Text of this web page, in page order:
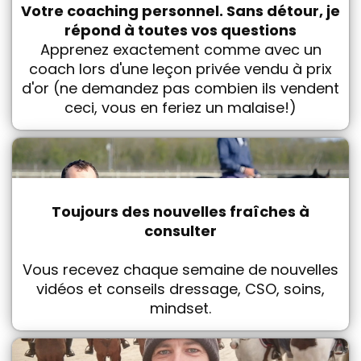
Votre coaching personnel. Sans détour, je
répond à toutes vos questions
Apprenez exactement comme avec un
coach lors d'une leçon privée vendu à prix
d'or (ne demandez pas combien ils vendent
ceci, vous en feriez un malaise!)
Toujours des nouvelles fraîches à
consulter
Vous recevez chaque semaine de nouvelles
vidéos et conseils dressage, CSO, soins,
mindset.